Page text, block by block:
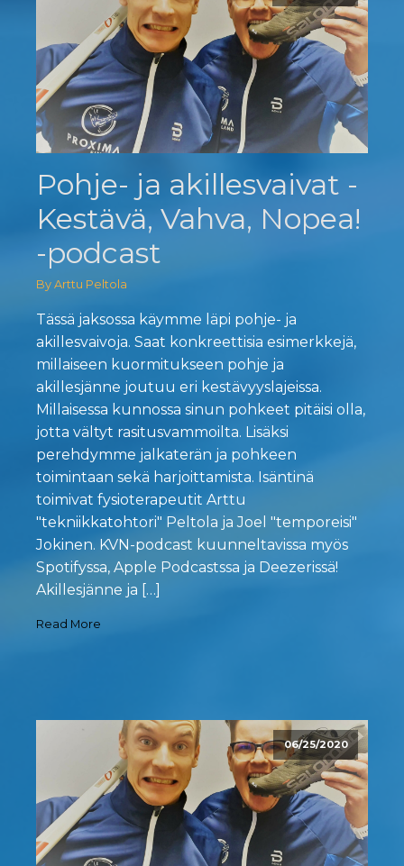
Pohje- ja akillesvaivat -
Kestävä, Vahva, Nopea!
-podcast
By Arttu Peltola
Tässä jaksossa käymme läpi pohje- ja
akillesvaivoja. Saat konkreettisia esimerkkejä,
millaiseen kuormitukseen pohje ja
akillesjänne joutuu eri kestävyyslajeissa.
Millaisessa kunnossa sinun pohkeet pitäisi olla,
jotta vältyt rasitusvammoilta. Lisäksi
perehdymme jalkaterän ja pohkeen
toimintaan sekä harjoittamista. Isäntinä
toimivat fysioterapeutit Arttu
"tekniikkatohtori" Peltola ja Joel "temporeisi"
Jokinen. KVN-podcast kuunneltavissa myös
Spotifyssa, Apple Podcastssa ja Deezerissä!
Akillesjänne ja […]
Read More
06/25/2020